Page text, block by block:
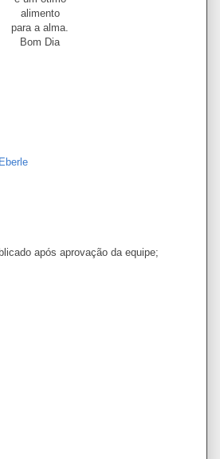
alimento
para a alma.
Bom Dia
após aprovação da equipe;